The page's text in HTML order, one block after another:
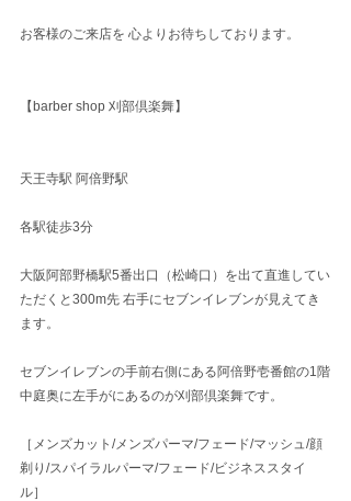
お客様のご来店を 心よりお待ちしております。
【barber shop 刈部倶楽舞】
天王寺駅 阿倍野駅
各駅徒歩3分
大阪阿部野橋駅5番出口（松崎口）を出て直進してい
ただくと300m先 右手にセブンイレブンが見えてき
ます。
セブンイレブンの手前右側にある阿倍野壱番館の1階
中庭奥に左手がにあるのが刈部倶楽舞です。
［メンズカット/メンズパーマ/フェード/マッシュ/顔
剃り/スパイラルパーマ/フェード/ビジネススタイ
ル］